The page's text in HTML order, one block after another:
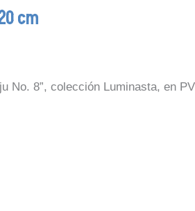
cm
No. 8”, colección Luminasta, en